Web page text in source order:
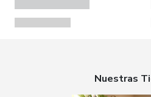
Nuestras